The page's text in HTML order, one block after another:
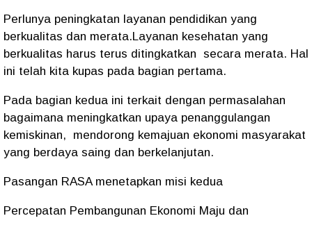
Perlunya peningkatan layanan pendidikan yang
berkualitas dan merata.Layanan kesehatan yang
berkualitas harus terus ditingkatkan secara merata. Hal
ini telah kita kupas pada bagian pertama.
Pada bagian kedua ini terkait dengan permasalahan
bagaimana meningkatkan upaya penanggulangan
kemiskinan, mendorong kemajuan ekonomi masyarakat
yang berdaya saing dan berkelanjutan.
Pasangan RASA menetapkan misi kedua
Percepatan Pembangunan Ekonomi Maju dan